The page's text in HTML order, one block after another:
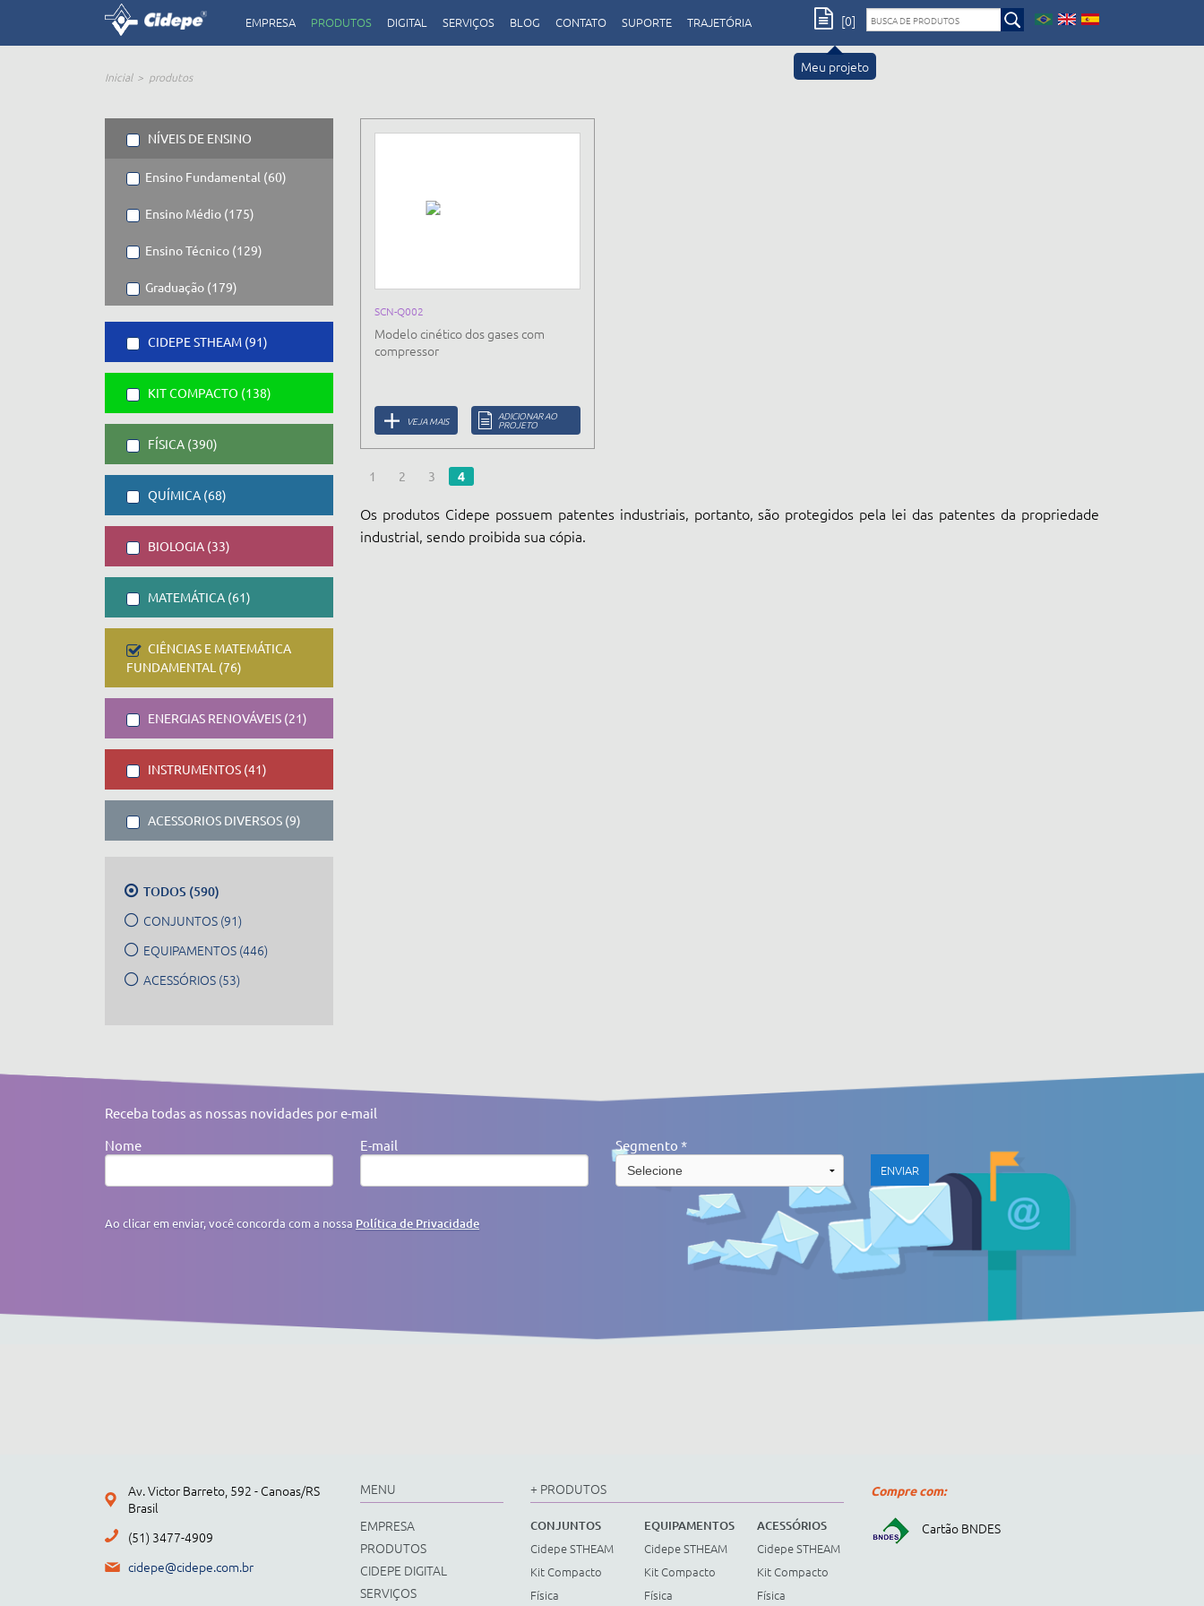
EMPRESA PRODUTOS DIGITAL SERVIÇOS BLOG CONTATO SUPORTE TRAJETÓRIA
Meu projeto
[0]
Inicial produtos
NÍVEIS DE ENSINO
Ensino Fundamental (60)
Ensino Médio (175)
Ensino Técnico (129)
Graduação (179)
CIDEPE STHEAM (91)
KIT COMPACTO (138)
FÍSICA (390)
QUÍMICA (68)
BIOLOGIA (33)
MATEMÁTICA (61)
CIÊNCIAS E MATEMÁTICA
FUNDAMENTAL (76)
ENERGIAS RENOVÁVEIS (21)
INSTRUMENTOS (41)
ACESSORIOS DIVERSOS (9)
TODOS (590)
CONJUNTOS (91)
EQUIPAMENTOS (446)
ACESSÓRIOS (53)
SCN-Q002
Modelo cinético dos gases com
compressor
VEJA MAIS ADICIONAR AO
PROJETO
1 2 3 4
Os produtos Cidepe possuem patentes industriais, portanto, são protegidos pela lei das patentes da propriedade
industrial, sendo proibida sua cópia.
Receba todas as nossas novidades por e-mail
Nome
E-mail Segmento *
Ao clicar em enviar, você concorda com a nossa Política de Privacidade
Av. Victor Barreto, 592 - Canoas/RS
Brasil
(51) 3477-4909
cidepe@cidepe.com.br
MENU
EMPRESA
PRODUTOS
CIDEPE DIGITAL
SERVIÇOS
+ PRODUTOS
CONJUNTOS
Cidepe STHEAM
Kit Compacto
Física
EQUIPAMENTOS
Cidepe STHEAM
Kit Compacto
Física
ACESSÓRIOS
Cidepe STHEAM
Kit Compacto
Física
Compre com:
Cartão BNDES